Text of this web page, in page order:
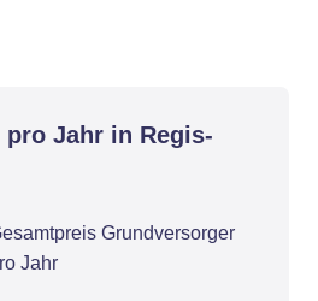
Jahr in Regis-
Grundversorger
Jahr